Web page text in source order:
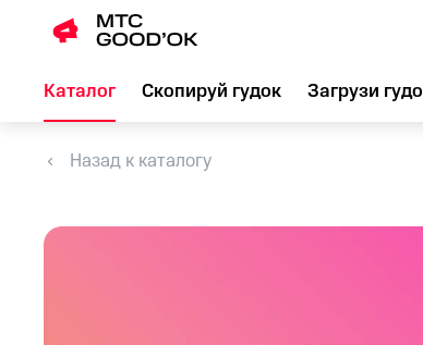
Каталог Скопируй гудок Загрузи
Назад к каталогу